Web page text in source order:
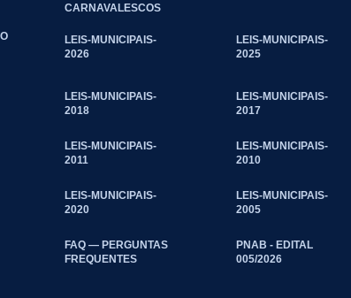
CARNAVALESCOS
LEIS-MUNICIPAIS-
2026
LEIS-MUNICIPAIS-
2025
LEIS-MUNICIPAIS-
2018
LEIS-MUNICIPAIS-
2017
LEIS-MUNICIPAIS-
2011
LEIS-MUNICIPAIS-
2010
LEIS-MUNICIPAIS-
2020
LEIS-MUNICIPAIS-
2005
FAQ — PERGUNTAS
FREQUENTES
PNAB - EDITAL
005/2026